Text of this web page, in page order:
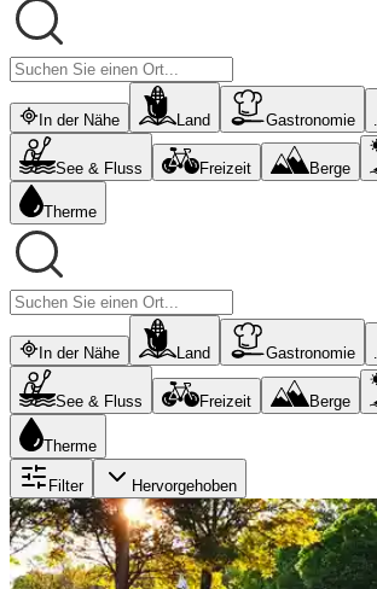
In der Nähe Land Gastronomie
See & Fluss Freizeit Berge
Therme
In der Nähe Land Gastronomie
See & Fluss Freizeit Berge
Therme
Filter Hervorgehoben